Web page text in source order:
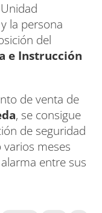
la persona
del
e Instrucción
de venta de
, se consigue
de seguridad
meses
entre sus